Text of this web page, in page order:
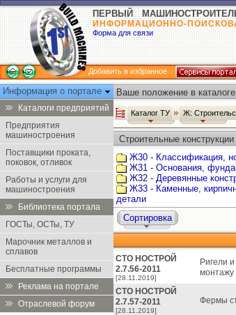
ПЕРВЫЙ
ИНФОРМАЦИОННО-
Форма для связи
Добавить в избранное
Информация о портале
Каталоги предприятий
Предприятия
машиностроения
Поставщики проката,
поковок, отливок
Работы и услуги для
машиностроения
Библиотека портала
ГОСТы, ОСТы, ТУ
Марочник металлов и
сплавов
Бесплатные программы
Реклама на портале
Отраслевой форум
Ваше положение в
Каталог ТУ Ж:
Строительные
Ж30 - Классификация,
Ж31 - Основания,
Ж32 - Деревянные
Ж33 - Каменные,
детали
Сортировка
СТО НОСТРОЙ
2.7.56-2011
[28.11.2019]
Ригели
монтажу
СТО НОСТРОЙ
2.7.57-2011
[28.11.2019]
Фермы